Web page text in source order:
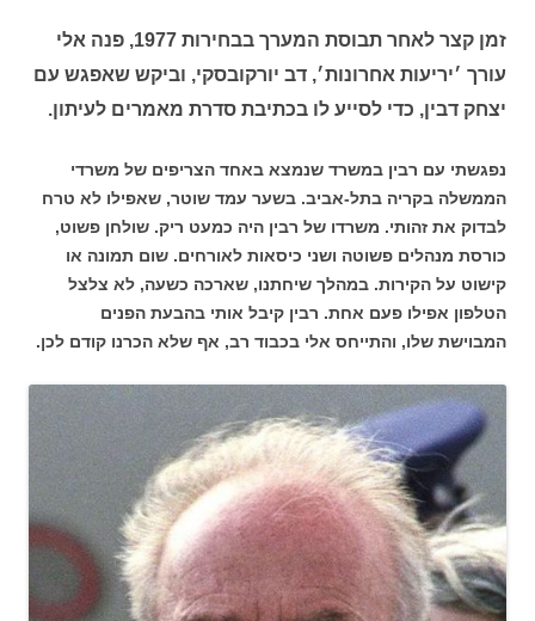
זמן קצר לאחר תבוסת המערך בבחירות 1977, פנה אלי
עורך ׳יריעות אחרונות׳, דב יורקובסקי, וביקש שאפגש עם
יצחק דבין, כדי לסייע לו בכתיבת סדרת מאמרים לעיתון.
נפגשתי עם רבין במשרד שנמצא באחד הצריפים של משרדי
הממשלה בקריה בתל-אביב. בשער עמד שוטר, שאפילו לא טרח
לבדוק את זהותי. משרדו של רבין היה כמעט ריק. שולחן פשוט,
כורסת מנהלים פשוטה ושני כיסאות לאורחים. שום תמונה או
קישוט על הקירות. במהלך שיחתנו, שארכה כשעה, לא צלצל
הטלפון אפילו פעם אחת. רבין קיבל אותי בהבעת הפנים
המבוישת שלו, והתייחס אלי בכבוד רב, אף שלא הכרנו קודם לכן.